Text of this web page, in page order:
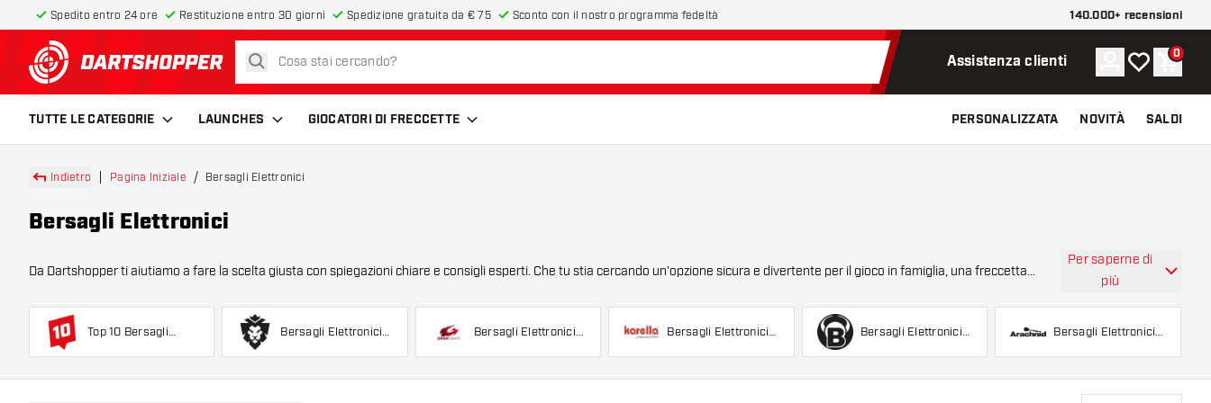
Spedito entro 24 ore Restituzione entro 30 giorni Spedizione gratuita da € 75 Sconto con il nostro programma fedeltà 140.000+ recensioni
torna alla home page
cerca Assistenza clienti Account
La mia lista
0
TUTTE LE CATEGORIE LAUNCHES GIOCATORI DI FRECCETTE PERSONALIZZATA NOVITÀ SALDI
Indietro Pagina Iniziale Bersagli Elettronici
Bersagli Elettronici
Da Dartshopper ti aiutiamo a fare la scelta giusta con spiegazioni chiare e consigli esperti. Che tu stia cercando un’opzione sicura e divertente per il gioco in famiglia, una freccetta
Per saperne di
più
Top 10 Bersagli
Bersagli Elettronici
Bersagli Elettronici
Bersagli Elettronici
Bersagli Elettronici
Bersagli Elettronici